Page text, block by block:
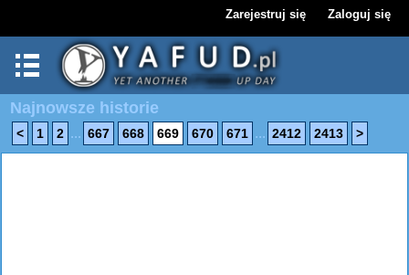
Zarejestruj się Zaloguj się
Najnowsze historie
< 1 2 ... 667 668 669 670 671 ... 2412 2413 >